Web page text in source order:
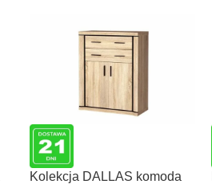
Kolekcja DALLAS komoda